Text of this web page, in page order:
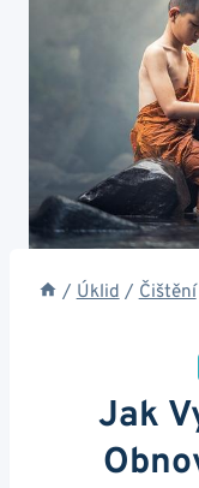
/ Úklid / Čištění
Jak